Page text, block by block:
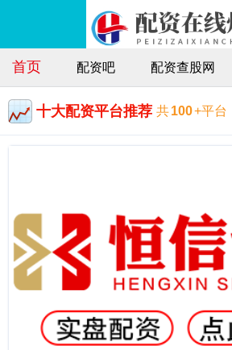
首页 配资吧 配资查股网
十大配资平台推荐 共100+平台